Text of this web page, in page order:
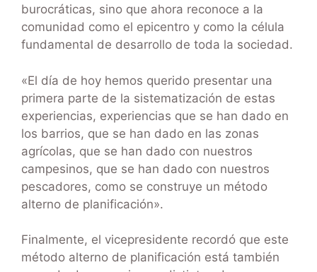
burocráticas, sino que ahora reconoce a la
comunidad como el epicentro y como la célula
fundamental de desarrollo de toda la sociedad.
«El día de hoy hemos querido presentar una
primera parte de la sistematización de estas
experiencias, experiencias que se han dado en
los barrios, que se han dado en las zonas
agrícolas, que se han dado con nuestros
campesinos, que se han dado con nuestros
pescadores, como se construye un método
alterno de planificación».
Finalmente, el vicepresidente recordó que este
método alterno de planificación está también